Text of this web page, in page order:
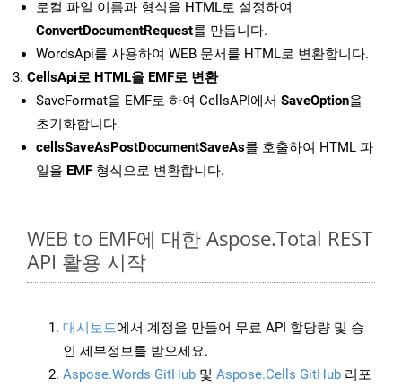
로컬 파일 이름과 형식을 HTML로 설정하여
ConvertDocumentRequest를 만듭니다.
WordsApi를 사용하여 WEB 문서를 HTML로 변환합니다.
CellsApi로 HTML을 EMF로 변환
SaveFormat을 EMF로 하여 CellsAPI에서 SaveOption을
초기화합니다.
cellsSaveAsPostDocumentSaveAs를 호출하여 HTML 파
일을 EMF 형식으로 변환합니다.
WEB to EMF에 대한 Aspose.Total REST
API 활용 시작
대시보드에서 계정을 만들어 무료 API 할당량 및 승
인 세부정보를 받으세요.
Aspose.Words GitHub 및 Aspose.Cells GitHub 리포